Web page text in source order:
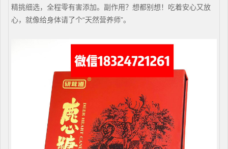
精挑细选，全程零有害添加。副作用？想都别想！吃着安心又放
心，就像给身体请了个“天然营养师”。